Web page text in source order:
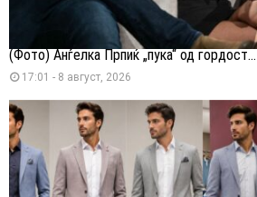
(Фото) Анѓелка Прпиќ „пука“ од гордост...
17:01 - 8 август, 2026